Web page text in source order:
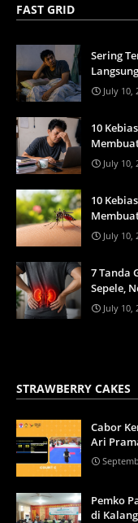
FAST GRID
Sering
July 10,
10
July 10,
10
July 10,
7 Tanda
Sepele,
July 10,
STRAWBERRY CAKES
Cabor
Ari
Pemko
di